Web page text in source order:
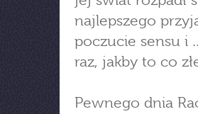
najlepszego
poczucie sensu i
raz, jakby to co
Pewnego dnia